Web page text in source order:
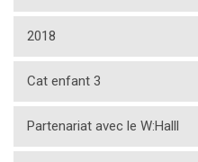
2018
Cat enfant 3
Partenariat avec le W:Halll